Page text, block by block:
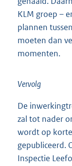
KLM groep –
plannen
moeten dan
momenten.
Vervolg
De
zal tot nader
wordt op
gepubliceerd.
Inspectie